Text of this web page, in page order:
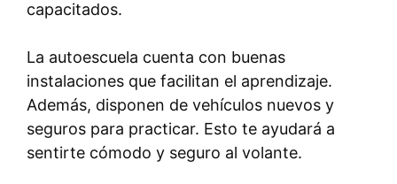
capacitados.
La autoescuela cuenta con buenas
instalaciones que facilitan el aprendizaje.
Además, disponen de vehículos nuevos y
seguros para practicar. Esto te ayudará a
sentirte cómodo y seguro al volante.